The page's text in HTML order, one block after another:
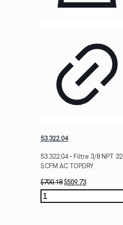
53.322.04
53.322.04 – Filtre 3/8 NPT 32
SCFM AC TOPDRY
$700.18Le
prix
initial
$509.73Le
prix
actuel
quantité
de